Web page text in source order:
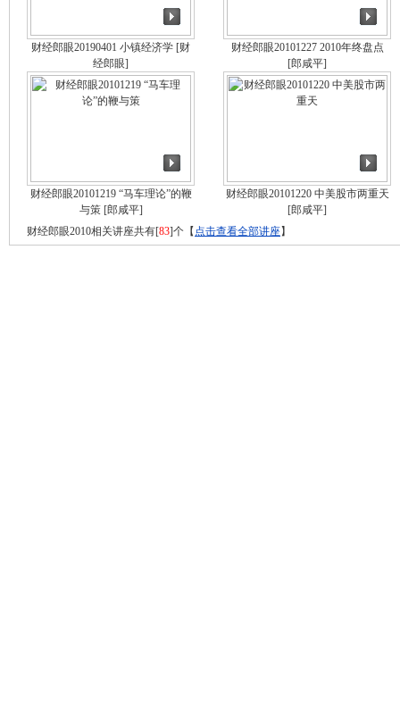
财经郎眼20190401 小镇经济学 [财
经郎眼]
财经郎眼20101227 2010年终盘点
[郎咸平]
财经郎眼20101219 “马车理论”的鞭
与策[郎咸平]
财经郎眼20101220 中美股市两重天
[郎咸平]
财经郎眼2010相关讲座共有[83]个【 点击查看全部讲座】